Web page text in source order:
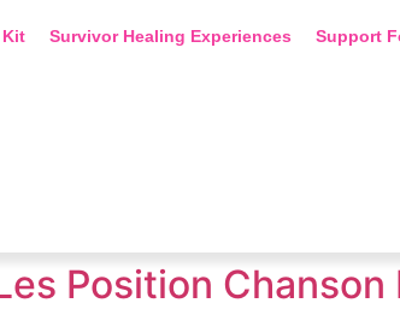
Kit Survivor Healing Experiences Support
Position Chanson